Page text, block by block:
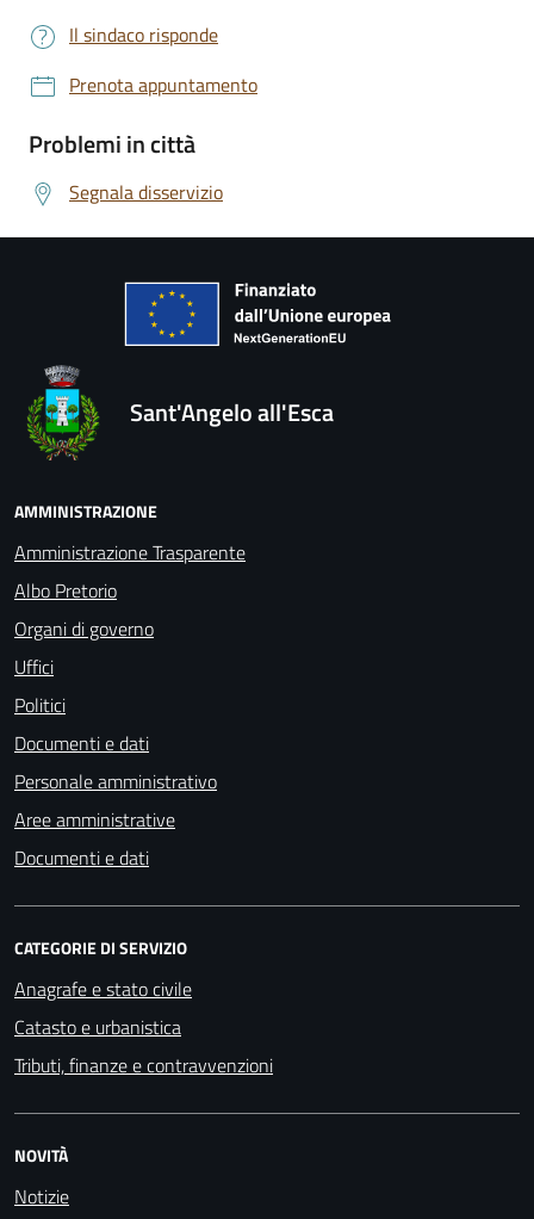
Il sindaco risponde
Prenota appuntamento
Problemi in città
Segnala disservizio
Sant'Angelo all'Esca
AMMINISTRAZIONE
Amministrazione Trasparente
Albo Pretorio
Organi di governo
Uffici
Politici
Documenti e dati
Personale amministrativo
Aree amministrative
Documenti e dati
CATEGORIE DI SERVIZIO
Anagrafe e stato civile
Catasto e urbanistica
Tributi, finanze e contravvenzioni
NOVITÀ
Notizie